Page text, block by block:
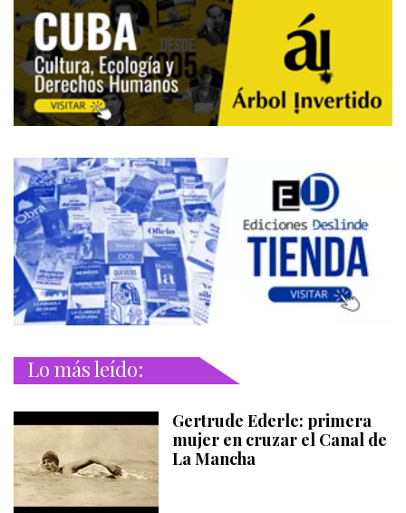
Lo más leído:
Gertrude Ederle: primera
mujer en cruzar el Canal de
La Mancha